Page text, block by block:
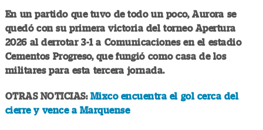
En un partido que tuvo de todo un poco, Aurora se
quedó con su primera victoria del torneo Apertura
2026 al derrotar 3-1 a Comunicaciones en el estadio
Cementos Progreso, que fungió como casa de los
militares para esta tercera jornada.
OTRAS NOTICIAS: Mixco encuentra el gol cerca del
cierre y vence a Marquense